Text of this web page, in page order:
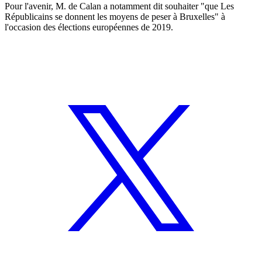
Pour l'avenir, M. de Calan a notamment dit souhaiter "que Les
Républicains se donnent les moyens de peser à Bruxelles" à
l'occasion des élections européennes de 2019.